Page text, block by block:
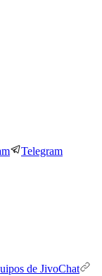
Telegram
de JivoChat